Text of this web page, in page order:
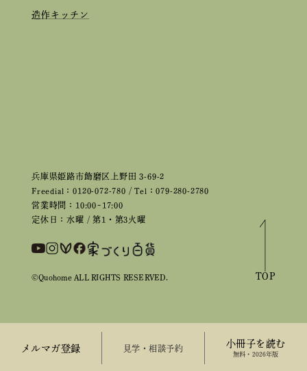
メルマガ登録 来場予約 小冊子を読む
無料・2026年版
兵庫県姫路市飾磨区上野田 3-69-2
Freedial：0120-072-780 / Tel：079-280-2780
営業時間：10:00~17:00
定休日：水曜 / 第1・第3火曜
造作キッチン
©Quohome ALL RIGHTS RESERVED. TOP